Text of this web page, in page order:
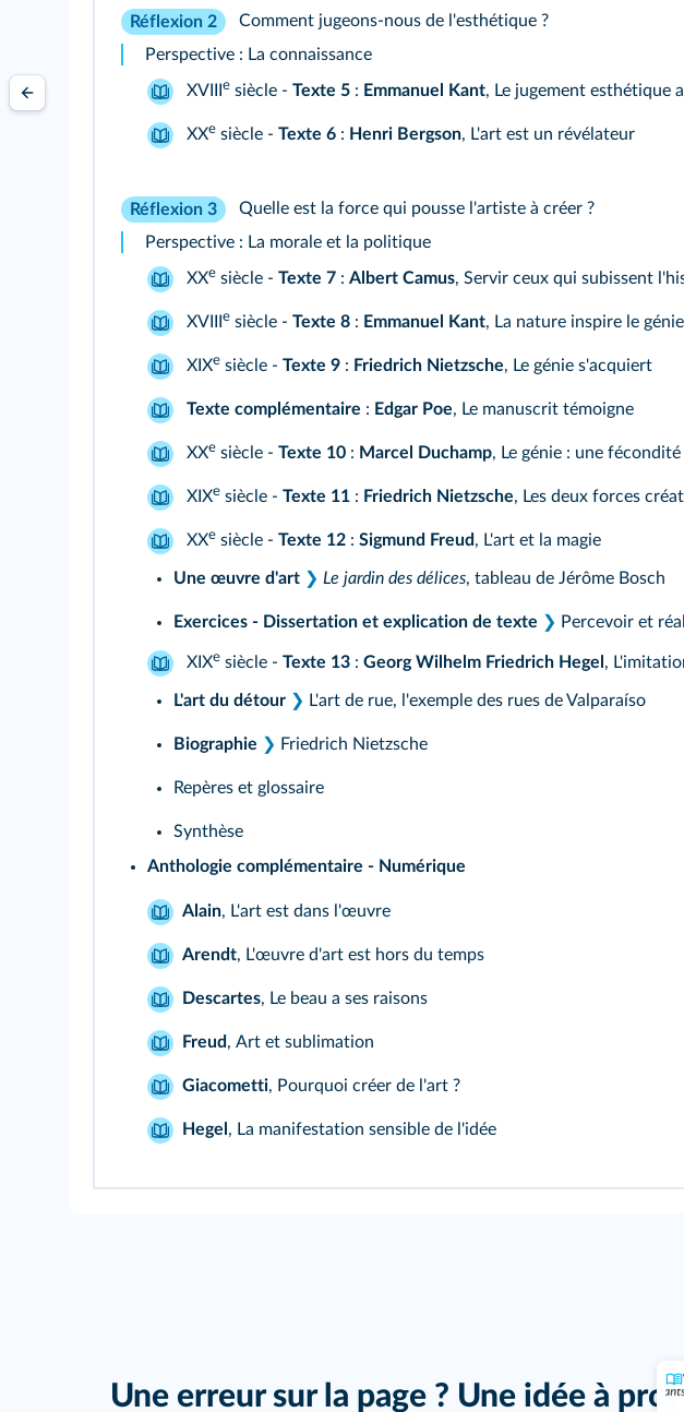
Réflexion 2
Comment jugeons‑nous de l'esthétique ?
Perspective : La connaissance
XVIII e siècle - Texte 5 : Emmanuel Kant, Le jugement esthétique
XXe siècle - Texte 6 : Henri Bergson, L'art est un révélateur
Réflexion 3
Quelle est la force qui pousse l'artiste à créer ?
Perspective : La morale et la politique
XXe siècle - Texte 7 : Albert Camus, Servir ceux qui subissent
XVIII e siècle - Texte 8 : Emmanuel Kant, La nature inspire le génie
XIXe siècle - Texte 9 : Friedrich Nietzsche, Le génie s'acquiert
Texte complémentaire : Edgar Poe, Le manuscrit témoigne
XXe siècle - Texte 10 : Marcel Duchamp, Le génie : une
XIXe siècle - Texte 11 : Friedrich Nietzsche, Les deux forces
XXe siècle - Texte 12 : Sigmund Freud, L'art et la magie
Une œuvre d'art ❯ Le jardin des délices, tableau de Jérôme Bosch
Exercices - Dissertation et explication de texte ❯ Percevoir et
XIXe siècle - Texte 13 : Georg Wilhelm Friedrich Hegel ,
L'art du détour ❯ L'art de rue, l'exemple des rues de Valparaíso
Biographie ❯ Friedrich Nietzsche
Repères et glossaire
Synthèse
Anthologie complémentaire - Numérique
Alain, L'art est dans l'œuvre
Arendt, L'œuvre d'art est hors du temps
Descartes, Le beau a ses raisons
Freud, Art et sublimation
Giacometti, Pourquoi créer de l'art ?
Hegel , La manifestation sensible de l'idée
Une erreur sur la page ? Une idée à